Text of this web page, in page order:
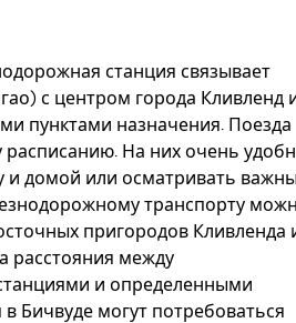
станция связывает
с центром города Кливленд
пунктами назначения. Поезда
расписанию. На них очень
и домой или осматривать
транспорту
пригородов Кливленда
расстояния между
и определенными
Бичвуде могут потребоваться